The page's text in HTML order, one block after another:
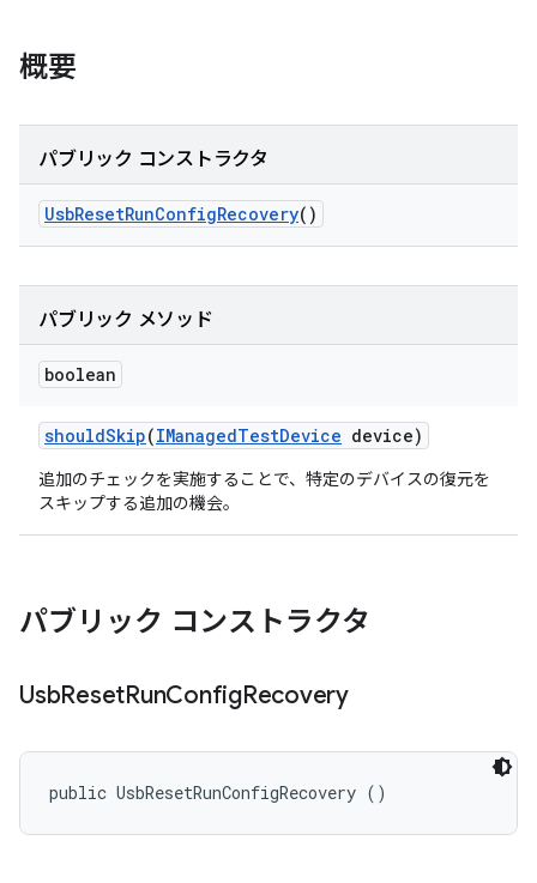
概要
パブリック コンストラクタ
UsbResetRunConfigRecovery()
パブリック メソッド
boolean
shouldSkip(IManagedTestDevice device)
追加のチェックを実施することで、特定のデバイスの復元を
スキップする追加の機会。
パブリック コンストラクタ
UsbResetRunConfigRecovery
public UsbResetRunConfigRecovery ()